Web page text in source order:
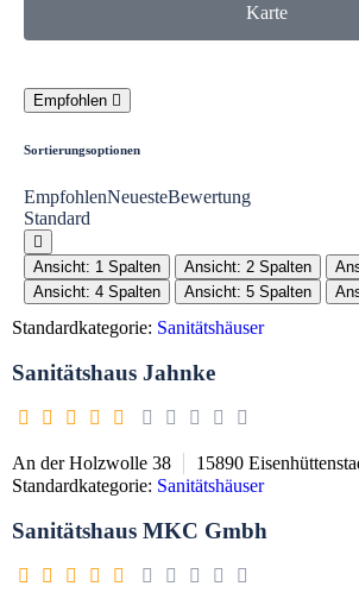
Karte
Empfohlen
Sortierungsoptionen
EmpfohlenNeuesteBewertung
Standard
Ansicht: 1 Spalten Ansicht: 2 Spalten
Ansicht: 4 Spalten
Ansicht: 5 Spalten
Standardkategorie: Sanitätshäuser
Sanitätshaus Jahnke
An der Holzwolle 38 15890
Standardkategorie: Sanitätshäuser
Sanitätshaus MKC Gmbh